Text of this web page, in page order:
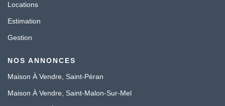
Locations
Estimation
Gestion
NOS ANNONCES
Maison À Vendre, Saint-Péran
Maison À Vendre, Saint-Malon-Sur-Mel